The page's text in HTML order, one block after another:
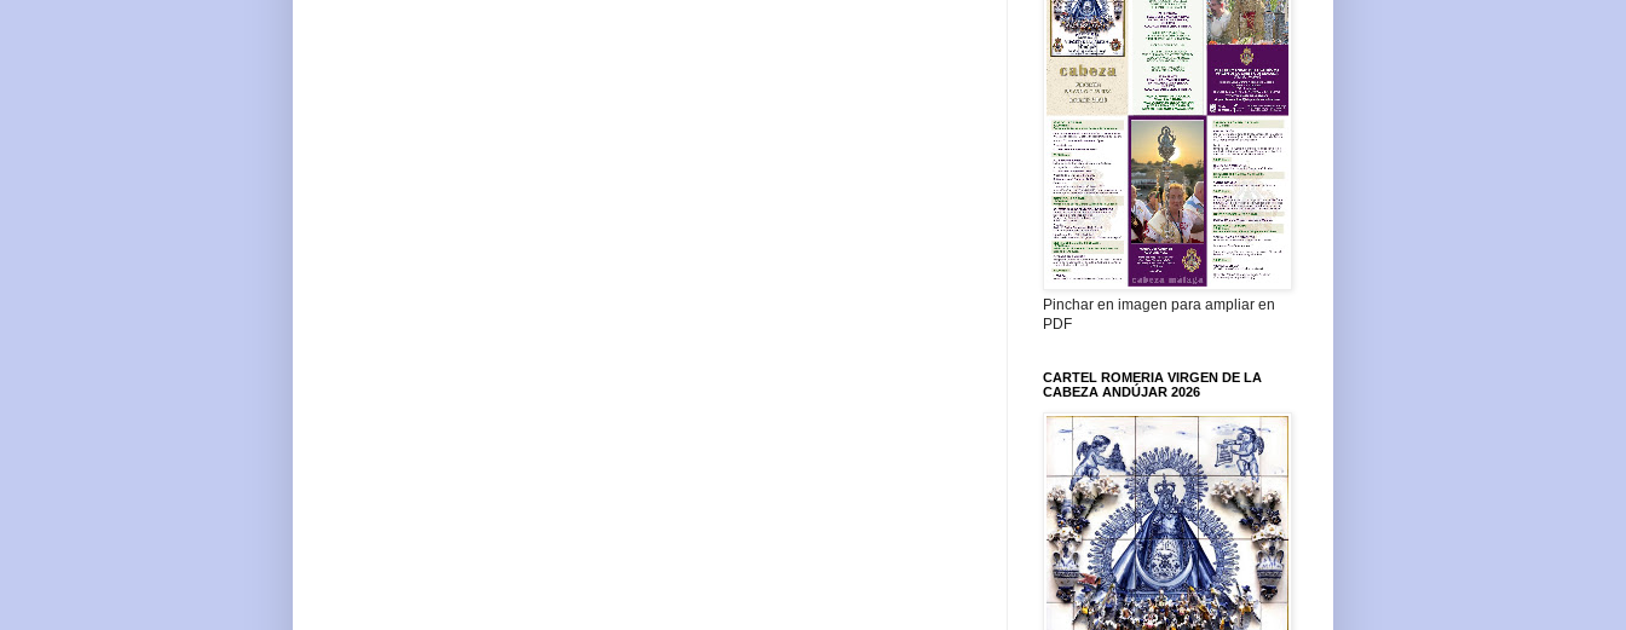
Pinchar en imagen para ampliar en
PDF
CARTEL ROMERIA VIRGEN DE LA
CABEZA ANDÚJAR 2026